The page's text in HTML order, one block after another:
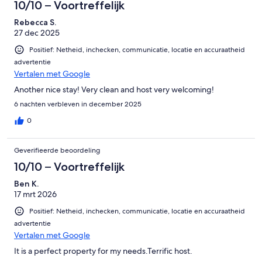
10/10 – Voortreffelijk
Rebecca S.
27 dec 2025
Positief: Netheid, inchecken, communicatie, locatie en accuraatheid
advertentie
Vertalen met Google
Another nice stay! Very clean and host very welcoming!
6 nachten verbleven in december 2025
0
Geverifieerde beoordeling
10/10 – Voortreffelijk
Ben K.
17 mrt 2026
Positief: Netheid, inchecken, communicatie, locatie en accuraatheid
advertentie
Vertalen met Google
It is a perfect property for my needs.Terrific host.